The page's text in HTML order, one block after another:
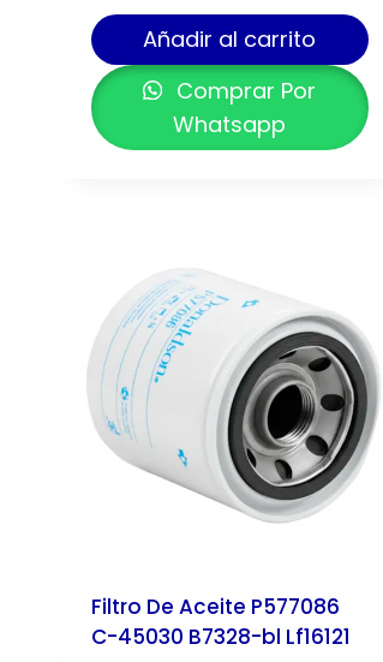
Añadir al carrito
Comprar Por
Whatsapp
Filtro De Aceite P577086
C-45030 B7328-bl Lf16121